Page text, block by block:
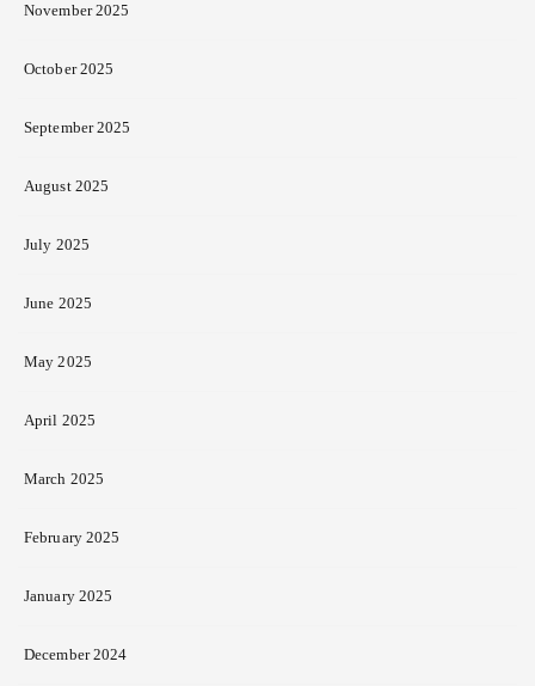
November 2025
October 2025
September 2025
August 2025
July 2025
June 2025
May 2025
April 2025
March 2025
February 2025
January 2025
December 2024